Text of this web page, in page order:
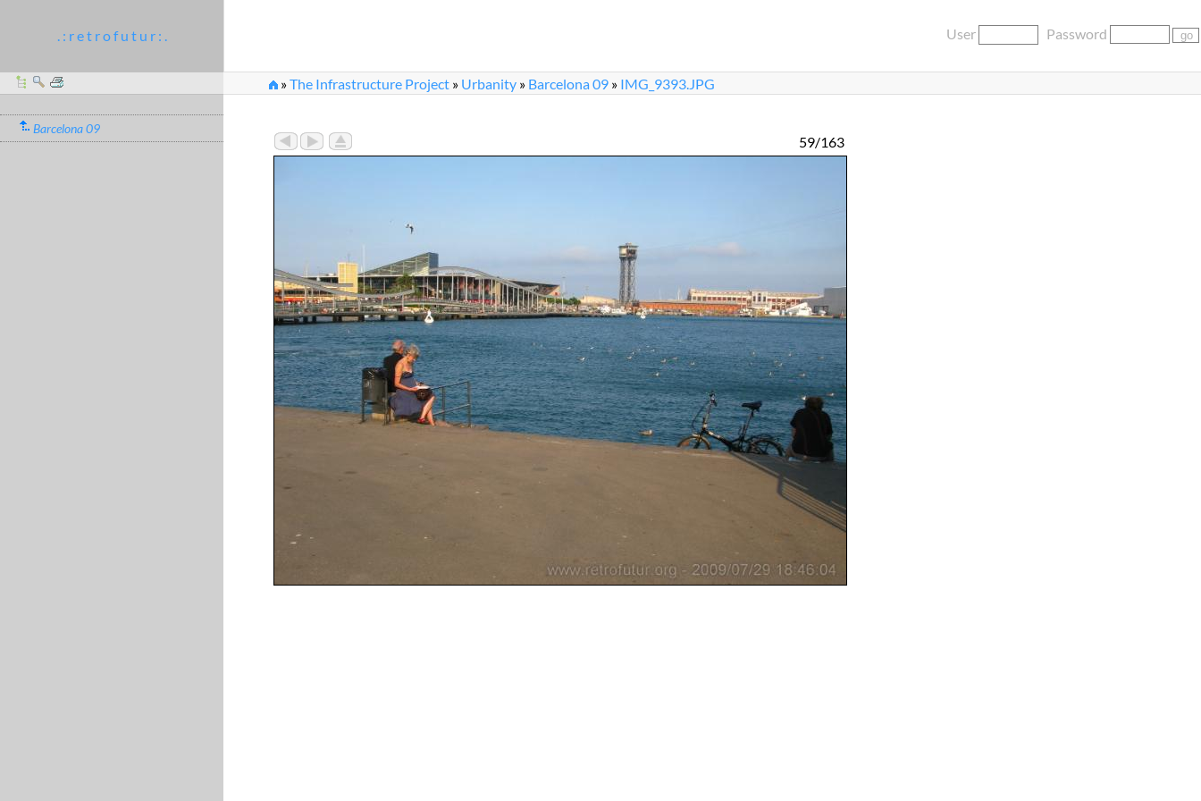
. : r e t r o f u t u r : . User Password
»The Infrastructure Project » Urbanity » Barcelona 09 » IMG_9393.JPG
Barcelona 09
59/163